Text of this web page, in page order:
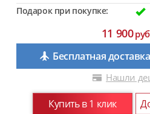
Подарок при покупке:
11 900
Бесплатная
Нашли
Купить в 1 клик